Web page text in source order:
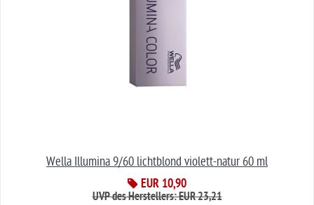
Wella Illumina 9/60 lichtblond violett-natur 60 ml
EUR 10,90
UVP des Herstellers: EUR 23,21